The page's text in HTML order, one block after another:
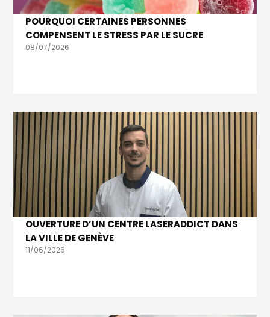
POURQUOI CERTAINES PERSONNES
COMPENSENT LE STRESS PAR LE SUCRE
08/07/2026
OUVERTURE D’UN CENTRE LASERADDICT DANS
LA VILLE DE GENÈVE
11/06/2026